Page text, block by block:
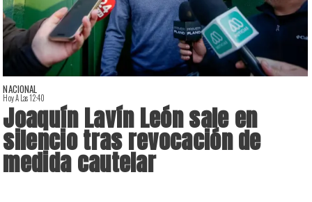
NACIONAL
Hoy A Las 12:40
Joaquín Lavín León sale en
silencio tras revocación de
medida cautelar